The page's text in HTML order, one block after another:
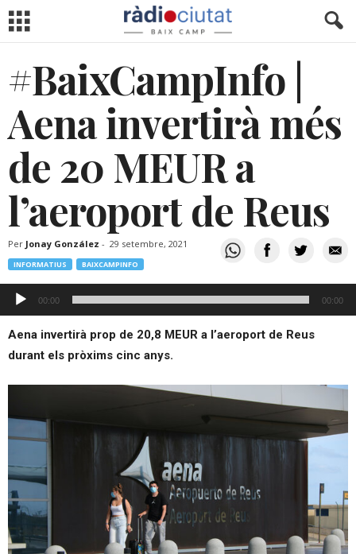
#BaixCampInfo |
Aena invertirà més
de 20 MEUR a
l’aeroport de Reus
Per Jonay González - 29 setembre, 2021
INFORMATIUS BAIXCAMPINFO
Reproductor
d'àudio
00:00 00:00
Aena invertirà prop de 20,8 MEUR a l’aeroport de Reus
durant els pròxims cinc anys.